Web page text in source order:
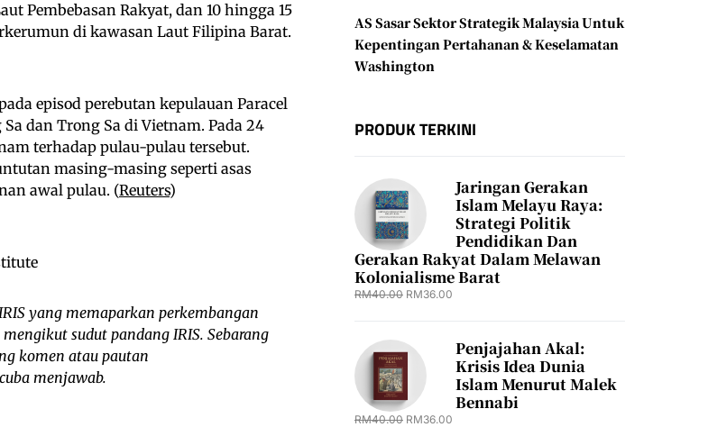
Pembebasan Rakyat, dan 10 hingga 15
di kawasan Laut Filipina Barat.
episod perebutan kepulauan Paracel
dan Trong Sa di Vietnam. Pada 24
terhadap pulau-pulau tersebut.
masing-masing seperti asas
awal pulau. (Reuters)
yang memaparkan perkembangan
sudut pandang IRIS. Sebarang
komen atau pautan
menjawab.
AS Sasar Sektor Strategik Malaysia Untuk
Kepentingan Pertahanan & Keselamatan
Washington
PRODUK TERKINI
Jaringan Gerakan
Islam Melayu Raya:
Strategi Politik
Pendidikan Dan
Gerakan Rakyat Dalam Melawan
Kolonialisme Barat
RM40.00 RM36.00
Penjajahan Akal:
Krisis Idea Dunia
Islam Menurut Malek
Bennabi
RM40.00 RM36.00